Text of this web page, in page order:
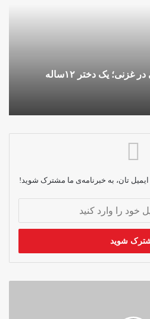
انفجار مهمات جنگی در غزنی؛ یک دختر ۱۲ساله
ایمیل تان، به خبرنامه‌ی ما مشترک شوید!